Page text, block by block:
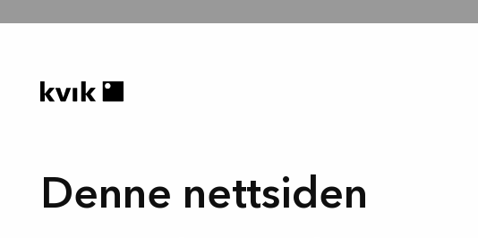
Denne nettsiden